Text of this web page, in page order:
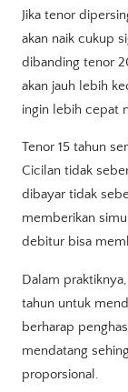
Jika tenor
akan naik cukup
dibanding tenor
akan jauh lebih
ingin lebih cepat
Tenor 15 tahun
Cicilan tidak
dibayar tidak
memberikan
debitur bisa
Dalam
tahun untuk
berharap
mendatang
proporsional.